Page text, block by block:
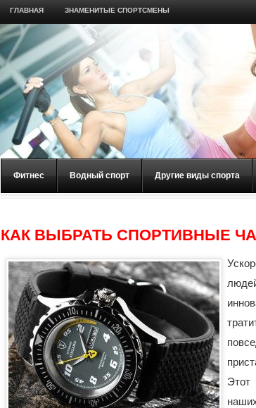
ГЛАВНАЯ ЗНАМЕНИТЫЕ СПОРТСМЕНЫ
Фитнес Водный спорт Другие виды спорта
КАК ВЫБРАТЬ СПОРТИВНЫЕ
Этот